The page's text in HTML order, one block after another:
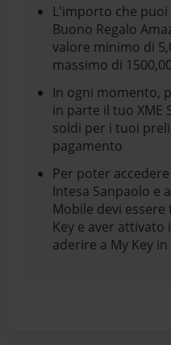
L'importo che
Buono Regalo
valore minimo di
massimo di
In ogni momento,
in parte il tuo XME
soldi per i tuoi
pagamento
Per poter
Intesa Sanpaolo e
Mobile devi
Key e aver attivato
aderire a My Key